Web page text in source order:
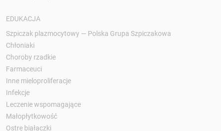
EDUKACJA
Szpiczak plazmocytowy — Polska Grupa Szpiczakowa
Chłoniaki
Choroby rzadkie
Farmaceuci
Inne mieloproliferacje
Infekcje
Leczenie wspomagające
Małopłytkowość
Ostre białaczki